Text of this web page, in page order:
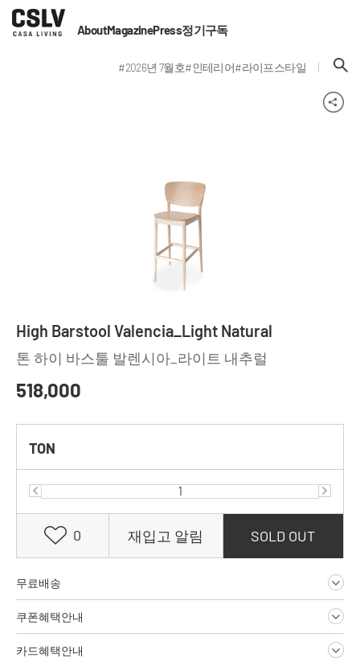
AboutMagazinePress정기구독
#2026년 7월호#인테리어#라이프스타일
High Barstool Valencia_Light Natural
톤 하이 바스툴 발렌시아_라이트 내추럴
518,000
TON
0 재입고 알림 SOLD OUT
무료배송
쿠폰혜택안내
카드혜택안내